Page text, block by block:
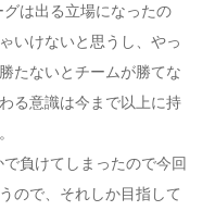
は出る立場になったの
いけないと思うし、やっ
たないとチームが勝てな
る意識は今まで以上に持
負けてしまったので今回
ので、それしか目指して